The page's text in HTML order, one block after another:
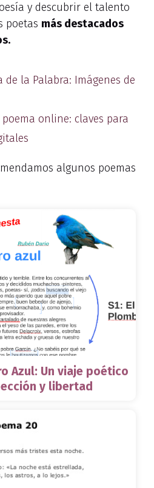
y descubrir el talento
poetas más destacados
de la Palabra: Imágenes de
online: claves para
algunos poemas
Azul: Un viaje poético
y libertad